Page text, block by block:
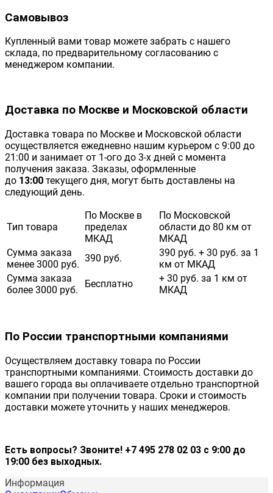
Самовывоз
Купленный вами товар можете забрать с нашего
склада, по предварительному согласованию с
менеджером компании.
Доставка по Москве и Московской области
Доставка товара по Москве и Московской области
осуществляется ежедневно нашим курьером с 9:00 до
21:00 и занимает от 1-ого до 3-х дней с момента
получения заказа. Заказы, оформленные
до 13:00 текущего дня, могут быть доставлены на
следующий день.
Тип товара
По Москве в
пределах
МКАД
По Московской
области до 80 км от
МКАД
Сумма заказа
менее 3000 руб.
390 руб.
390 руб. + 30 руб. за 1
км от МКАД
Сумма заказа
более 3000 руб.
Бесплатно
+ 30 руб. за 1 км от
МКАД
По России транспортными компаниями
Осуществляем доставку товара по России
транспортными компаниями. Стоимость доставки до
вашего города вы оплачиваете отдельно транспортной
компании при получении товара. Сроки и стоимость
доставки можете уточнить у наших менеджеров.
Есть вопросы? Звоните! +7 495 278 02 03 с 9:00 до
19:00 без выходных.
Информация